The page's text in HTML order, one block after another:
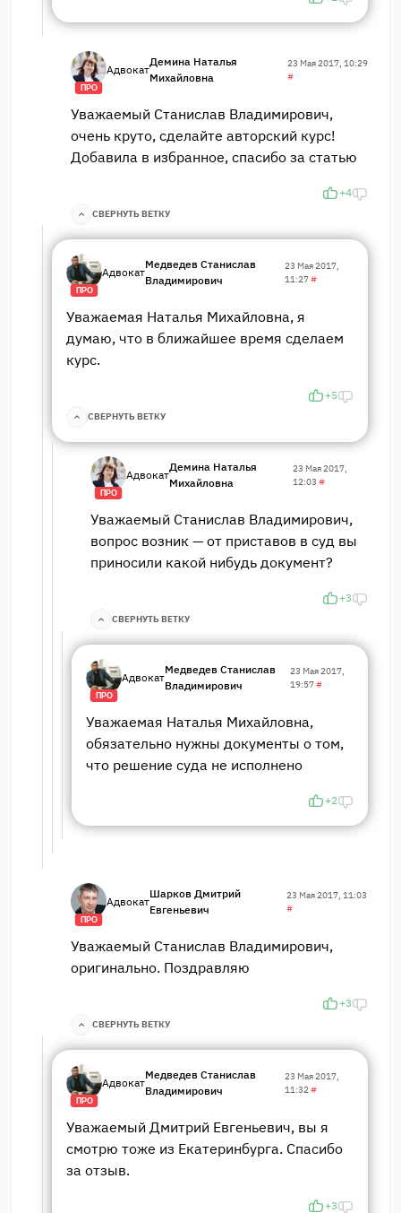
ПРО
Адвокат
Демина Наталья
Михайловна
23 Мая 2017, 10:29
#
Уважаемый Станислав Владимирович,
очень круто, сделайте авторский курс!
Добавила в избранное, спасибо за статью
+4
СВЕРНУТЬ ВЕТКУ
ПРО
Адвокат
Медведев Станислав
Владимирович
23 Мая 2017,
11:27#
Уважаемая Наталья Михайловна, я
думаю, что в ближайшее время сделаем
курс.
+5
СВЕРНУТЬ ВЕТКУ
ПРО
Адвокат
Демина Наталья
Михайловна
23 Мая 2017,
12:03#
Уважаемый Станислав Владимирович,
вопрос возник — от приставов в суд вы
приносили какой нибудь документ?
+3
СВЕРНУТЬ ВЕТКУ
ПРО
Адвокат
Медведев Станислав
Владимирович
23 Мая 2017,
19:57#
Уважаемая Наталья Михайловна,
обязательно нужны документы о том,
что решение суда не исполнено
+2
ПРО
Адвокат
Шарков Дмитрий
Евгеньевич
23 Мая 2017, 11:03
#
Уважаемый Станислав Владимирович,
оригинально. Поздравляю
+3
СВЕРНУТЬ ВЕТКУ
ПРО
Адвокат
Медведев Станислав
Владимирович
23 Мая 2017,
11:32#
Уважаемый Дмитрий Евгеньевич, вы я
смотрю тоже из Екатеринбурга. Спасибо
за отзыв.
+3